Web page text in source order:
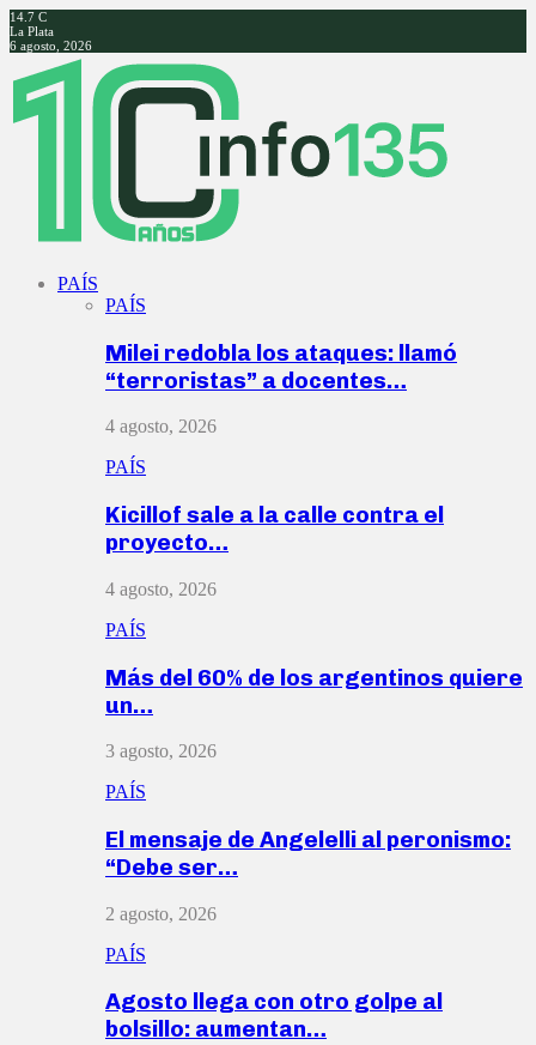
14.7 C
La Plata
6 agosto, 2026
Facebook
Twitter
Instagram
Youtube
PAÍS
PAÍS
Milei redobla los ataques: llamó
“terroristas” a docentes…
4 agosto, 2026
PAÍS
Kicillof sale a la calle contra el
proyecto…
4 agosto, 2026
PAÍS
Más del 60% de los argentinos quiere
un…
3 agosto, 2026
PAÍS
El mensaje de Angelelli al peronismo:
“Debe ser…
2 agosto, 2026
PAÍS
Agosto llega con otro golpe al
bolsillo: aumentan…